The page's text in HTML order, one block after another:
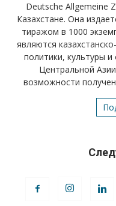
Deutsche Allgemeine
Казахстане. Она
тиражом в 1000
являются
политики, культуры
Центральной
возможности